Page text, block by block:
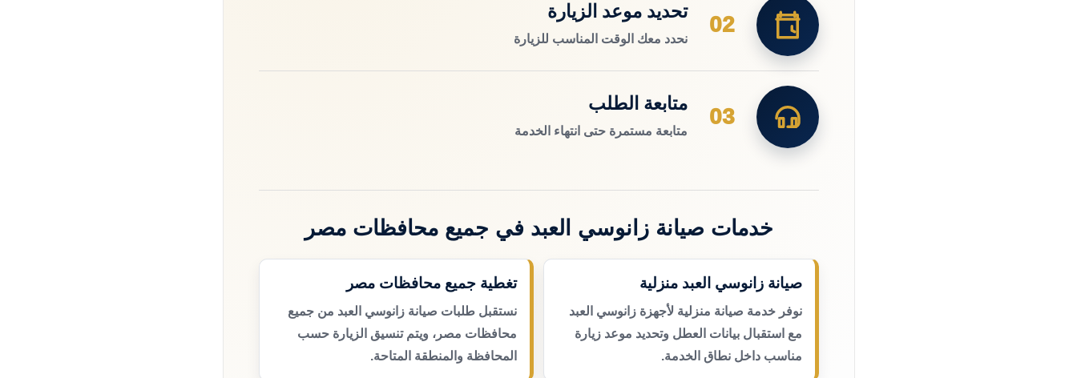
02
تحديد موعد الزيارة
نحدد معك الوقت المناسب للزيارة
03
متابعة الطلب
متابعة مستمرة حتى انتهاء الخدمة
خدمات صيانة زانوسي العبد في جميع محافظات مصر
صيانة زانوسي العبد منزلية
نوفر خدمة صيانة منزلية لأجهزة زانوسي العبد
مع استقبال بيانات العطل وتحديد موعد زيارة
مناسب داخل نطاق الخدمة.
تغطية جميع محافظات مصر
نستقبل طلبات صيانة زانوسي العبد من جميع
محافظات مصر، ويتم تنسيق الزيارة حسب
المحافظة والمنطقة المتاحة.